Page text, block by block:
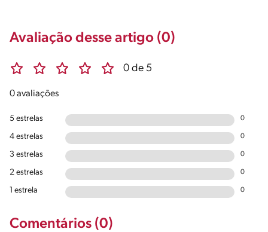
Avaliação desse artigo (0)
0 de 5
0 avaliações
5 estrelas 0
4 estrelas 0
3 estrelas 0
2 estrelas 0
1 estrela 0
Comentários (0)